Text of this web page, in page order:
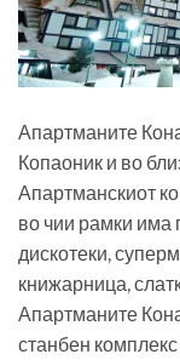
Апартманите
Копаоник и во
Апартманскиот
во чии рамки има
дискотеки,
книжарница,
Апартманите
станбен